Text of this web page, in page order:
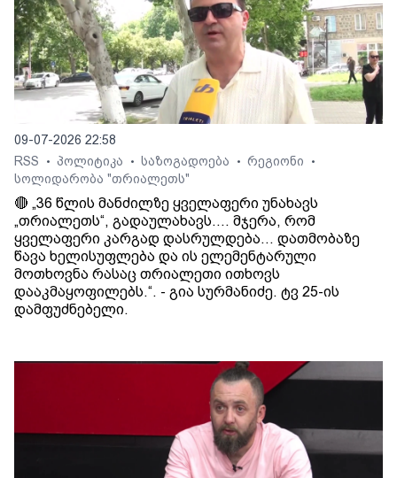
09-07-2026 22:58
RSS
• პოლიტიკა • საზოგადოება • რეგიონი •
სოლიდარობა "თრიალეთს"
🔴 „36 წლის მანძილზე ყველაფერი უნახავს
„თრიალეთს“, გადაულახავს.... მჯერა, რომ
ყველაფერი კარგად დასრულდება... დათმობაზე
წავა ხელისუფლება და ის ელემენტარული
მოთხოვნა რასაც თრიალეთი ითხოვს
დააკმაყოფილებს.“. - გია სურმანიძე. ტვ 25-ის
დამფუძნებელი.